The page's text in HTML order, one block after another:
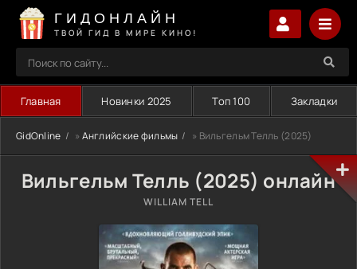
ГИДОНЛАЙН
ТВОЙ ГИД В МИРЕ КИНО!
Главная Новинки 2025 Топ 100 Закладки
GidOnline » Английские фильмы » Вильгельм Телль (2025)
Вильгельм Телль (2025) онлайн
WILLIAM TELL